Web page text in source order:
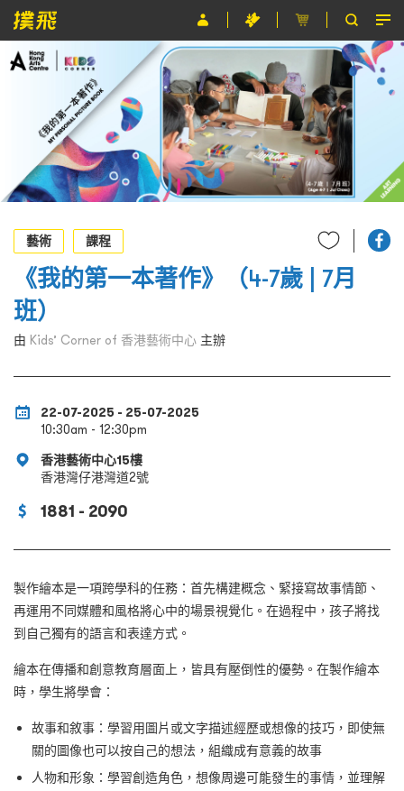
節目
主辦單位
關於撲飛
條款及細則
EN
藝術
課程
《我的第一本著作》（4-7歲 | 7月
班）
由 Kids’ Corner of 香港藝術中心 主辦
22-07-2025 - 25-07-2025
10:30am - 12:30pm
香港藝術中心15樓
香港灣仔港灣道2號
1881 - 2090
製作繪本是一項跨學科的任務：首先構建概念、緊接寫故事情節、
再運用不同媒體和風格將心中的場景視覺化。在過程中，孩子將找
到自己獨有的語言和表達方式。
繪本在傳播和創意教育層面上，皆具有壓倒性的優勢。在製作繪本
時，學生將學會：
故事和敘事：學習用圖片或文字描述經歷或想像的技巧，即使無
關的圖像也可以按自己的想法，組織成有意義的故事
人物和形象：學習創造角色，想像周邊可能發生的事情，並理解